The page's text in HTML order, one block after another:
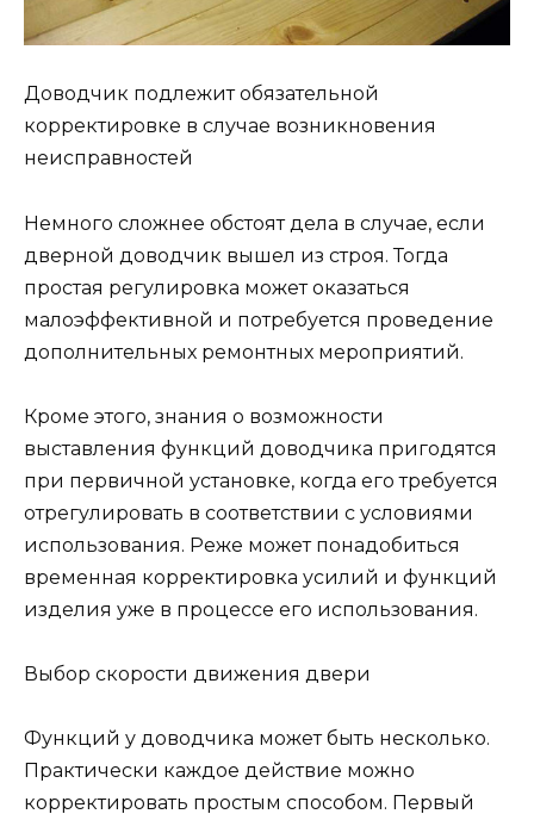
Доводчик подлежит обязательной
корректировке в случае возникновения
неисправностей
Немного сложнее обстоят дела в случае, если
дверной доводчик вышел из строя. Тогда
простая регулировка может оказаться
малоэффективной и потребуется проведение
дополнительных ремонтных мероприятий.
Кроме этого, знания о возможности
выставления функций доводчика пригодятся
при первичной установке, когда его требуется
отрегулировать в соответствии с условиями
использования. Реже может понадобиться
временная корректировка усилий и функций
изделия уже в процессе его использования.
Выбор скорости движения двери
Функций у доводчика может быть несколько.
Практически каждое действие можно
корректировать простым способом. Первый